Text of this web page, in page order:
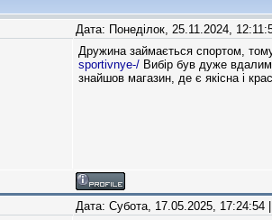
Дата: Понеділок, 25.11.2024,
Дружина займається спортом,
sportivnye-/ Вибір був дуже
знайшов магазин, де є якісна і
Дата: Субота, 17.05.2025, 17:24:54